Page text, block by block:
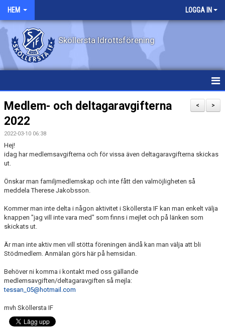
HEM LOGGA IN
Sköllersta Idrottsförening
HEM
NYHETER
OM KLUBBEN
KONTAKT
KALENDER
DOKUMENT
VÅRA LAG/TRÄNARE
SPORTADMIN SUPPORT
>
<
Medlem- och deltagaravgifterna
2022
2022-03-10 06:38
Hej!
idag har medlemsavgifterna och för vissa även deltagaravgifterna skickas
ut.
Önskar man familjmedlemskap och inte fått den valmöjligheten så
meddela Therese Jakobsson.
Kommer man inte delta i någon aktivitet i Sköllersta IF kan man enkelt välja
knappen "jag vill inte vara med" som finns i mejlet och på länken som
skickats ut.
Är man inte aktiv men vill stötta föreningen ändå kan man välja att bli
Stödmedlem. Anmälan görs här på hemsidan.
Behöver ni komma i kontakt med oss gällande
medlemsavgiften/deltagaravgiften så mejla:
tessan_05@hotmail.com
mvh Sköllersta IF